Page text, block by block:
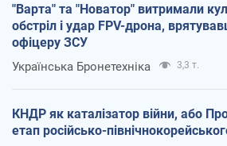
"Варта" та "Новатор" витримали
обстріл і удар FPV-дрона,
офіцеру ЗСУ
Українська Бронетехніка 3,3 т.
КНДР як каталізатор війни, або
етап російсько-